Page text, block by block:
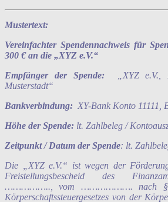
Mustertext:
Vereinfachter Spendennachweisfür
300 € an die „XYZ e.V.“
Empfänger der Spende: „XYZ e.V.,
Musterstadt“
Bankverbindung: XY-Bank Konto 11111,
Höhe der Spende: lt. Zahlbeleg /
Zeitpunkt / Datum der Spende: lt.
Die „XYZ e.V.“ ist wegen der
Freistellungsbescheid des
…………….., vom ………………. nach §
Körperschaftssteuergesetzes von der